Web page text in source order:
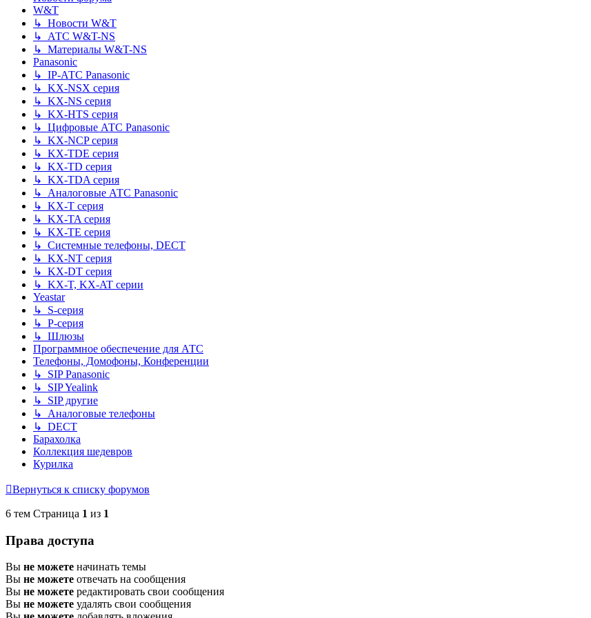
W&T
↳ Новости W&T
↳ АТС W&T-NS
↳ Материалы W&T-NS
Panasonic
↳ IP-АТС Panasonic
↳ KX-NSX серия
↳ KX-NS серия
↳ KX-HTS серия
↳ Цифровые АТС Panasonic
↳ KX-NCP серия
↳ KX-TDE серия
↳ KX-TD серия
↳ KX-TDA серия
↳ Аналоговые АТС Panasonic
↳ KX-T серия
↳ KX-TA серия
↳ KX-TE серия
↳ Системные телефоны, DECT
↳ KX-NT серия
↳ KX-DT серия
↳ KX-T, KX-AT серии
Yeastar
↳ S-серия
↳ P-серия
↳ Шлюзы
Программное обеспечение для АТС
Телефоны, Домофоны, Конференции
↳ SIP Panasonic
↳ SIP Yealink
↳ SIP другие
↳ Аналоговые телефоны
↳ DECT
Барахолка
Коллекция шедевров
Курилка
Вернуться к списку форумов
6 тем Страница 1 из 1
Права доступа
Вы не можете начинать темы
Вы не можете отвечать на сообщения
Вы не можете редактировать свои сообщения
Вы не можете удалять свои сообщения